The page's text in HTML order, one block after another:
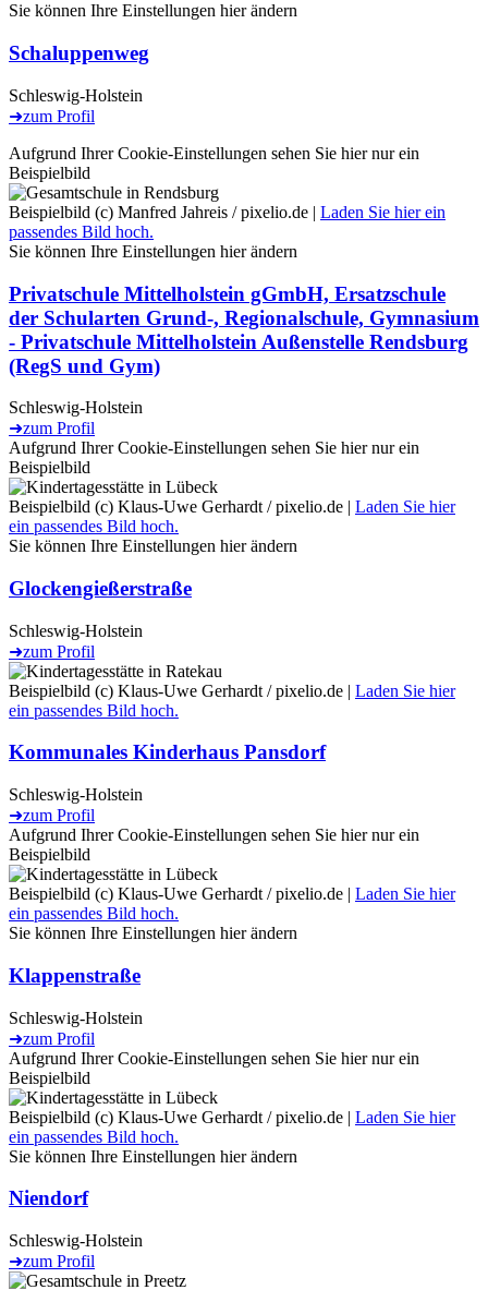
Sie können Ihre Einstellungen hierändern
Schaluppenweg
Schleswig-Holstein
➜zum Profil
Aufgrund Ihrer Cookie-Einstellungen sehen Sie hier nur ein
Beispielbild
Beispielbild (c) Manfred Jahreis / pixelio.de | Laden Sie hier ein
passendes Bild hoch.
Sie können Ihre Einstellungen hierändern
Privatschule Mittelholstein gGmbH, Ersatzschule
der Schularten Grund-, Regionalschule, Gymnasium
- Privatschule Mittelholstein Außenstelle Rendsburg
(RegS und Gym)
Schleswig-Holstein
➜zum Profil
Aufgrund Ihrer Cookie-Einstellungen sehen Sie hier nur ein
Beispielbild
Beispielbild (c) Klaus-Uwe Gerhardt / pixelio.de | Laden Sie hier
ein passendes Bild hoch.
Sie können Ihre Einstellungen hierändern
Glockengießerstraße
Schleswig-Holstein
➜zum Profil
Beispielbild (c) Klaus-Uwe Gerhardt / pixelio.de | Laden Sie hier
ein passendes Bild hoch.
Kommunales Kinderhaus Pansdorf
Schleswig-Holstein
➜zum Profil
Aufgrund Ihrer Cookie-Einstellungen sehen Sie hier nur ein
Beispielbild
Beispielbild (c) Klaus-Uwe Gerhardt / pixelio.de | Laden Sie hier
ein passendes Bild hoch.
Sie können Ihre Einstellungen hierändern
Klappenstraße
Schleswig-Holstein
➜zum Profil
Aufgrund Ihrer Cookie-Einstellungen sehen Sie hier nur ein
Beispielbild
Beispielbild (c) Klaus-Uwe Gerhardt / pixelio.de | Laden Sie hier
ein passendes Bild hoch.
Sie können Ihre Einstellungen hierändern
Niendorf
Schleswig-Holstein
➜zum Profil